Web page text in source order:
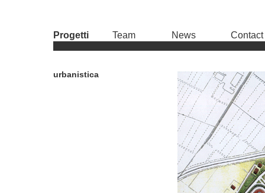
Progetti Team News Contact
urbanistica